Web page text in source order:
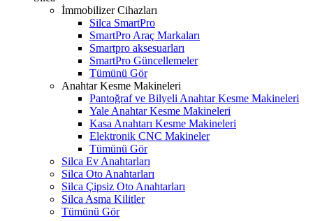
İmmobilizer Cihazları
Silca SmartPro
SmartPro Araç Markaları
Smartpro aksesuarları
SmartPro Güncellemeler
Tümünü Gör
Anahtar Kesme Makineleri
Pantoğraf ve Bilyeli Anahtar Kesme Makineleri
Yale Anahtar Kesme Makineleri
Kasa Anahtarı Kesme Makineleri
Elektronik CNC Makineler
Tümünü Gör
Silca Ev Anahtarları
Silca Oto Anahtarları
Silca Çipsiz Oto Anahtarları
Silca Asma Kilitler
Tümünü Gör